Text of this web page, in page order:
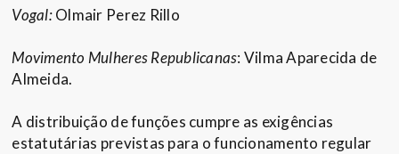
Vogal:Olmair Perez Rillo
Movimento Mulheres Republicanas: Vilma Aparecida de
Almeida.
A distribuição de funções cumpre as exigências
estatutárias previstas para o funcionamento regular